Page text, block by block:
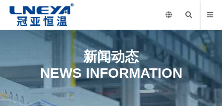
新闻动态
NEWS INFORMATION